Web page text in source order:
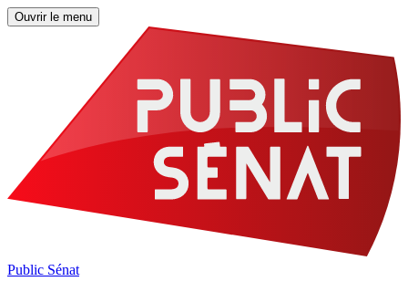
Ouvrir le menu
Public Sénat